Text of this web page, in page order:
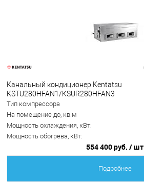
Канальный кондиционер Kentatsu
KSTU280HFAN1/KSUR280HFAN3
Тип компрессора
На помещение до, кв.м
Мощность охлаждения, кВт:
Мощность обогрева, кВт:
554 400 руб. / шт
Подробнее